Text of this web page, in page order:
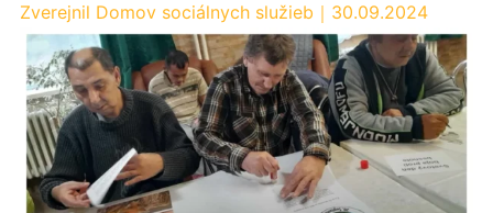
Zverejnil Domov sociálnych služieb ｜ 30.09.2024